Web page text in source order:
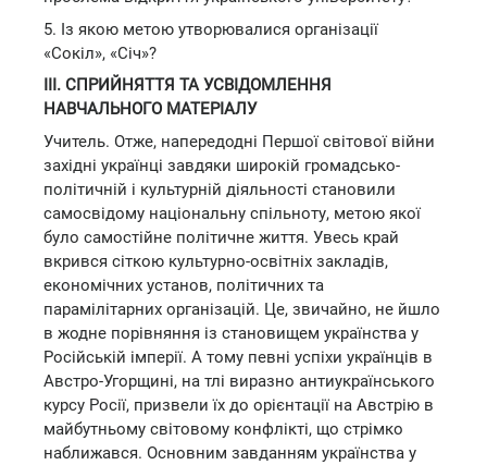
5. Із якою метою утворювалися організації
«Сокіл», «Січ»?
III. СПРИЙНЯТТЯ ТА УСВІДОМЛЕННЯ
НАВЧАЛЬНОГО МАТЕРІАЛУ
Учитель. Отже, напередодні Першої світової війни
західні українці завдяки широкій громадсько-
політичній і культурній діяльності становили
самосвідому національну спільноту, метою якої
було самостійне політичне життя. Увесь край
вкрився сіткою культурно-освітніх закладів,
економічних установ, політичних та
парамілітарних організацій. Це, звичайно, не йшло
в жодне порівняння із становищем українства у
Російській імперії. А тому певні успіхи українців в
Австро-Угорщині, на тлі виразно антиукраїнського
курсу Росії, призвели їх до орієнтації на Австрію в
майбутньому світовому конфлікті, що стрімко
наближався. Основним завданням українства у